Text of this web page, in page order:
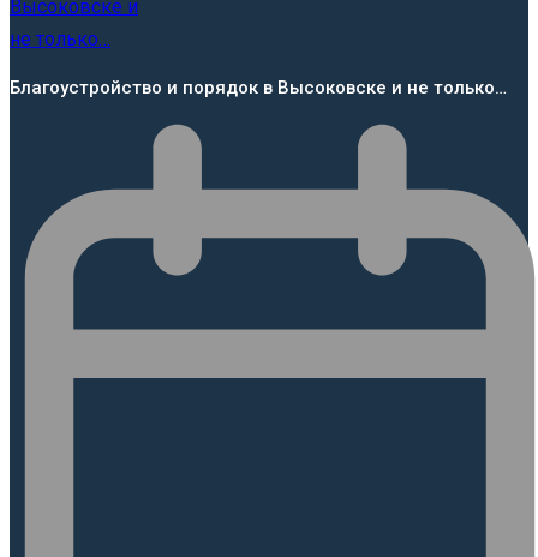
Благоустройство и порядок в Высоковске и не только…